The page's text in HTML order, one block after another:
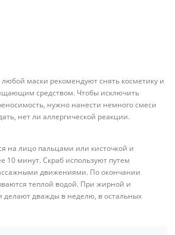
маски рекомендуют снять косметику и
средством. Чтобы исключить
нужно нанести немного смеси
нет ли аллергической реакции.
на лицо пальцами или кисточкой и
10 минут. Скраб используют путем
движениями. По окончании
теплой водой. При жирной и
делают дважды в неделю, в остальных